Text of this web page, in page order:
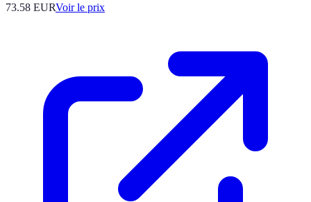
73.58 EURVoir le prix